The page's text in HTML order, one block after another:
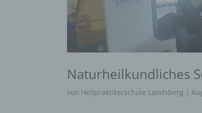
Naturheilkundliches
von Heilpraktikerschule Landsberg |